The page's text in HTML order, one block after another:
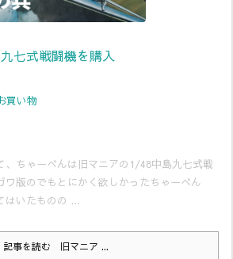
七式戦闘機を購入
買い物
ちゃーべんは旧マニアの1/48中島九七式戦
ワ版のでもとにかく欲しかったちゃーべん
はいたものの ...
記事を読む 旧マニア ...